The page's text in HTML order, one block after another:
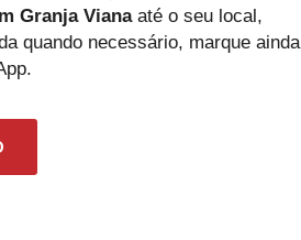
Granja Viana até o seu local,
quando necessário, marque ainda